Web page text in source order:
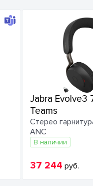
Jabra Evolve3
Teams
Стерео
ANC
В наличии
37 244 руб.